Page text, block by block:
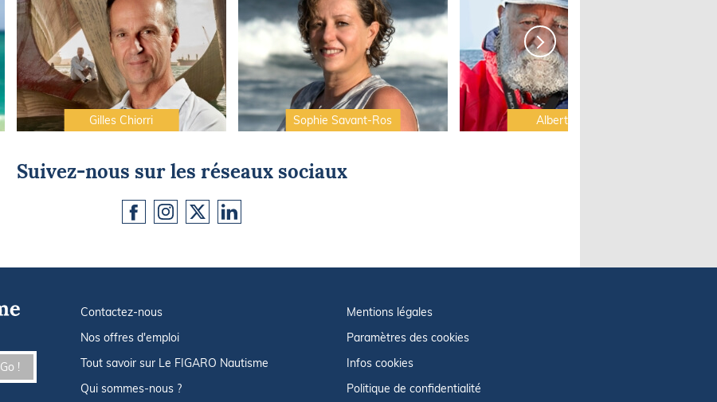
Gilles Chiorri Sophie Savant-Ros Albert Brel
Suivez-nous sur les réseaux sociaux
Go !
Contactez-nous
Nos offres d'emploi
Tout savoir sur Le FIGARO Nautisme
Qui sommes-nous ?
Mentions légales
Paramètres des cookies
Infos cookies
Politique de confidentialité